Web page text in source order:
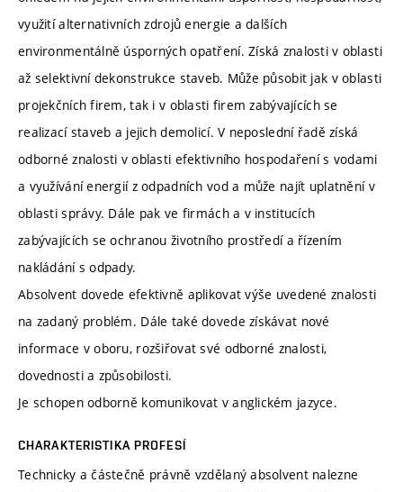
využití alternativních zdrojů energie a dalších
environmentálně úsporných opatření. Získá znalosti v oblasti
až selektivní dekonstrukce staveb. Může působit jak v oblasti
projekčních firem, tak i v oblasti firem zabývajících se
realizací staveb a jejich demolicí. V neposlední řadě získá
odborné znalosti v oblasti efektivního hospodaření s vodami
a využívání energií z odpadních vod a může najít uplatnění v
oblasti správy. Dále pak ve firmách a v institucích
zabývajících se ochranou životního prostředí a řízením
nakládání s odpady.
Absolvent dovede efektivně aplikovat výše uvedené znalosti
na zadaný problém. Dále také dovede získávat nové
informace v oboru, rozšiřovat své odborné znalosti,
dovednosti a způsobilosti.
Je schopen odborně komunikovat v anglickém jazyce.
CHARAKTERISTIKA PROFESÍ
Technicky a částečně právně vzdělaný absolvent nalezne